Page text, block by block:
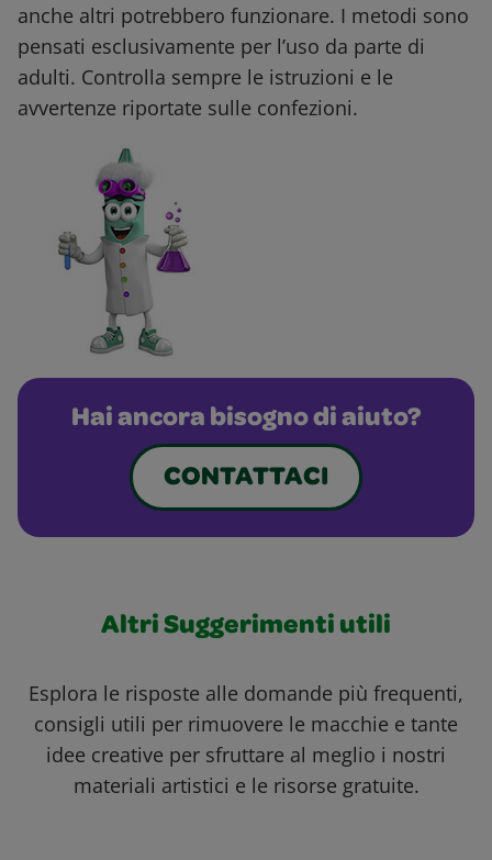
anche altri potrebbero funzionare. I metodi sono
pensati esclusivamente per l’uso da parte di
adulti. Controlla sempre le istruzioni e le
avvertenze riportate sulle confezioni.
Hai ancora bisogno di aiuto?
CONTATTACI
Altri Suggerimenti utili
Esplora le risposte alle domande più frequenti,
consigli utili per rimuovere le macchie e tante
idee creative per sfruttare al meglio i nostri
materiali artistici e le risorse gratuite.